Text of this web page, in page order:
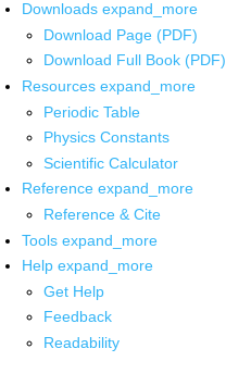
Downloads expand_more
Download Page (PDF)
Download Full Book (PDF)
Resources expand_more
Periodic Table
Physics Constants
Scientific Calculator
Reference expand_more
Reference & Cite
Tools expand_more
Help expand_more
Get Help
Feedback
Readability